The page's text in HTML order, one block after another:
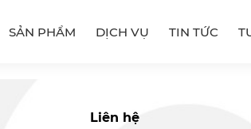
SẢN PHẨM DỊCH VỤ TIN TỨC
Liên hệ